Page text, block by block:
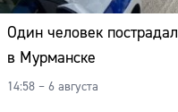
Один человек
в Мурманске
14:58 – 6 августа